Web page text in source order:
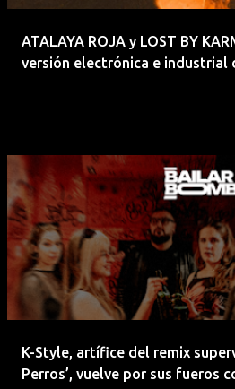
ATALAYA ROJA y LOST BY
versión electrónica e industrial
K-Style, artífice del remix
Perros’, vuelve por sus fueros